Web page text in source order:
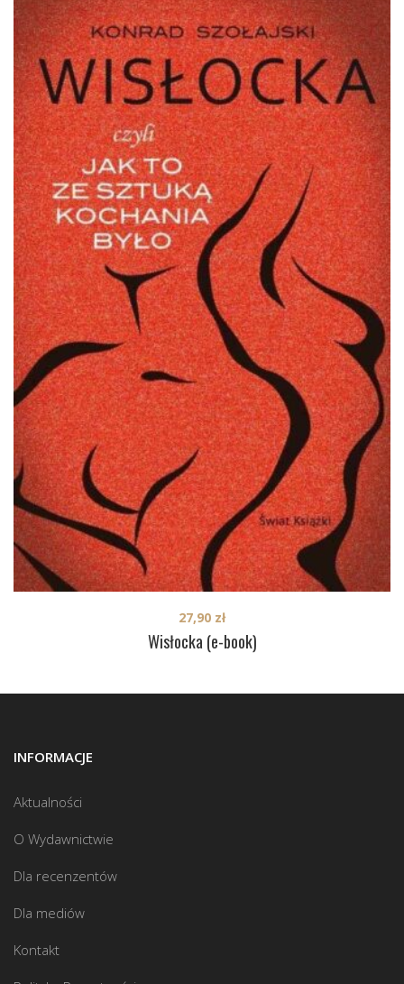
Wisłocka (e-book)
27,90 zł
INFORMACJE
Aktualności
O Wydawnictwie
Dla recenzentów
Dla mediów
Kontakt